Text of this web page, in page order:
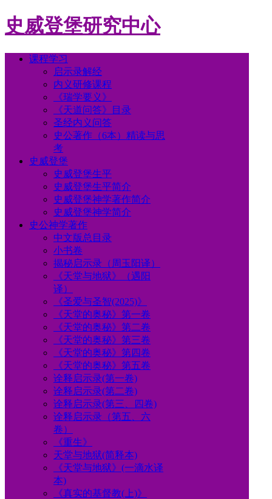
史威登堡研究中心
课程学习
启示录解经
内义研修课程
《瑞学要义》
《天道问答》目录
圣经内义问答
史公著作（6本）精读与思
考
史威登堡
史威登堡生平
史威登堡生平简介
史威登堡神学著作简介
史威登堡神学简介
史公神学著作
中文版总目录
小书卷
揭秘启示录（周玉阳译）
《天堂与地狱》（遇阳
译）
《圣爱与圣智(2025)》
《天堂的奥秘》第一卷
《天堂的奥秘》第二卷
《天堂的奥秘》第三卷
《天堂的奥秘》第四卷
《天堂的奥秘》第五卷
诠释启示录(第一卷)
诠释启示录(第二卷)
诠释启示录(第三、四卷)
诠释启示录（第五、六
卷）
《重生》
天堂与地狱(简释本)
《天堂与地狱》(一滴水译
本)
《真实的基督教(上)》